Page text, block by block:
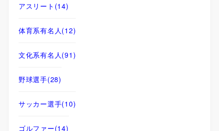
アスリート (14)
体育系有名人 (12)
文化系有名人 (91)
野球選手(28)
サッカー選手(10)
ゴルファー(14)